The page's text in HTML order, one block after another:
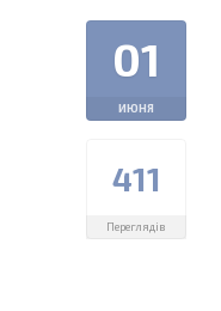
01
ИЮНЯ
411
Переглядів